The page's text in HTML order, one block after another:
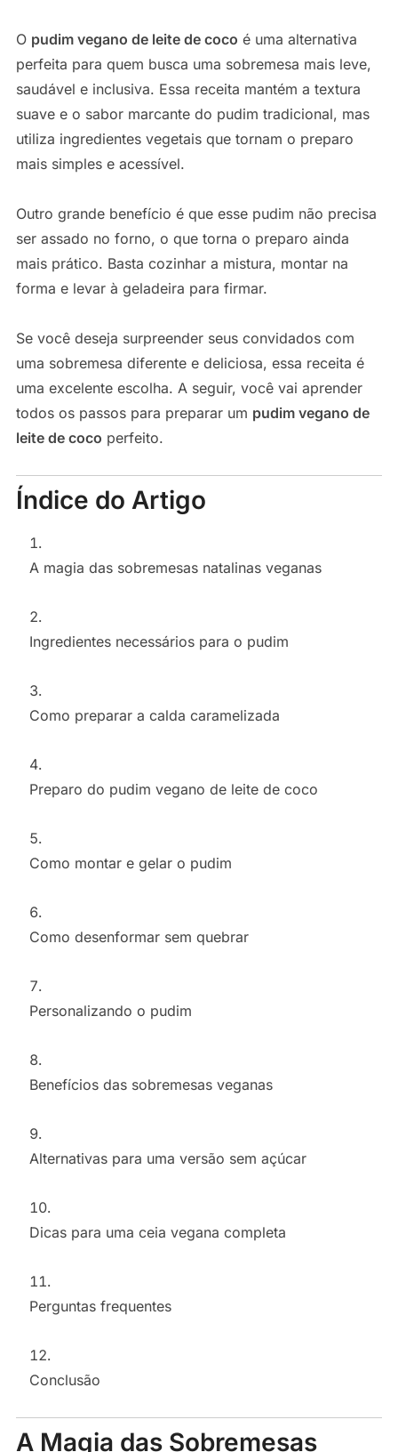
O pudim vegano de leite de coco é uma alternativa
perfeita para quem busca uma sobremesa mais leve,
saudável e inclusiva. Essa receita mantém a textura
suave e o sabor marcante do pudim tradicional, mas
utiliza ingredientes vegetais que tornam o preparo
mais simples e acessível.
Outro grande benefício é que esse pudim não precisa
ser assado no forno, o que torna o preparo ainda
mais prático. Basta cozinhar a mistura, montar na
forma e levar à geladeira para firmar.
Se você deseja surpreender seus convidados com
uma sobremesa diferente e deliciosa, essa receita é
uma excelente escolha. A seguir, você vai aprender
todos os passos para preparar um pudim vegano de
leite de coco perfeito.
Índice do Artigo
A magia das sobremesas natalinas veganas
Ingredientes necessários para o pudim
Como preparar a calda caramelizada
Preparo do pudim vegano de leite de coco
Como montar e gelar o pudim
Como desenformar sem quebrar
Personalizando o pudim
Benefícios das sobremesas veganas
Alternativas para uma versão sem açúcar
Dicas para uma ceia vegana completa
Perguntas frequentes
Conclusão
A Magia das Sobremesas